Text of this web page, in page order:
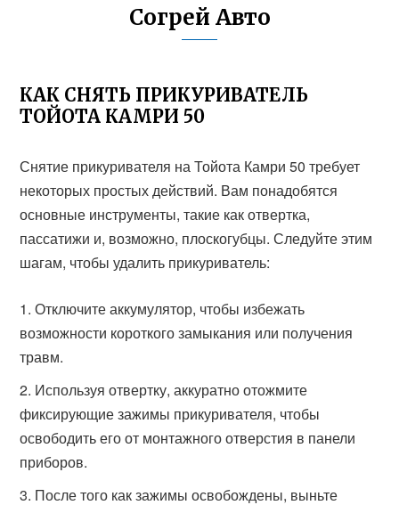
Согрей Авто
КАК СНЯТЬ ПРИКУРИВАТЕЛЬ
ТОЙОТА КАМРИ 50
Снятие прикуривателя на Тойота Камри 50 требует
некоторых простых действий. Вам понадобятся
основные инструменты, такие как отвертка,
пассатижи и, возможно, плоскогубцы. Следуйте этим
шагам, чтобы удалить прикуриватель:
Отключите аккумулятор, чтобы избежать
возможности короткого замыкания или получения
травм.
Используя отвертку, аккуратно отожмите
фиксирующие зажимы прикуривателя, чтобы
освободить его от монтажного отверстия в панели
приборов.
После того как зажимы освобождены, выньте